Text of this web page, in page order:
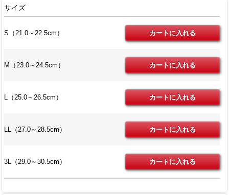
サイズ
S（21.0～22.5cm）
M（23.0～24.5cm）
L（25.0～26.5cm）
LL（27.0～28.5cm）
3L（29.0～30.5cm）